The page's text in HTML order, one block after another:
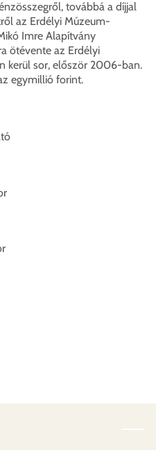
továbbá a díjjal
az Erdélyi Múzeum-
Imre Alapítvány
ötévente az Erdélyi
kerül sor, először 2006-ban.
egymillió forint.